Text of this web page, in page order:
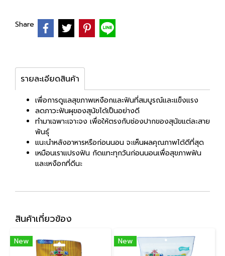
Share
รายละเอียดสินค้า
เพื่อการดูแลสุขภาพเหงือกและฟันที่สมบูรณ์และแข็งแรง
ลดภาวะฟันผุของสุนัขได้เป็นอย่างดี
ทำมาเฉพาะเจาะจง เพื่อให้ตรงกับช่องปากของสุนัขแต่ละสาย
พันธุ์
แนะนำหลังอาหารหรือก่อนนอน จะเห็นผลคุณภาพได้ดีที่สุด
เหมือนเราแปรงฟัน กัดแทะทุกวันก่อนนอนเพื่อสุขภาพฟัน
และเหงือกที่ดีนะ
สินค้าเกี่ยวข้อง
New New